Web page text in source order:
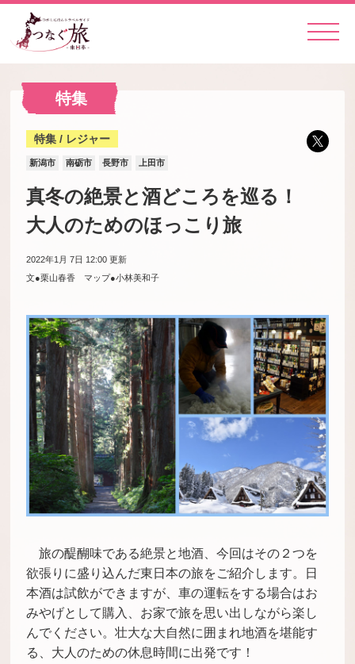
特集
特集 / レジャー
新潟市 南砺市 長野市 上田市
真冬の絶景と酒どころを巡る！
大人のためのほっこり旅
2022年1月 7日 12:00 更新
文●栗山春香 マップ●小林美和子
旅の醍醐味である絶景と地酒、今回はその２つを
欲張りに盛り込んだ東日本の旅をご紹介します。日
本酒は試飲ができますが、車の運転をする場合はお
みやげとして購入、お家で旅を思い出しながら楽し
んでください。壮大な大自然に囲まれ地酒を堪能す
る、大人のための休息時間に出発です！